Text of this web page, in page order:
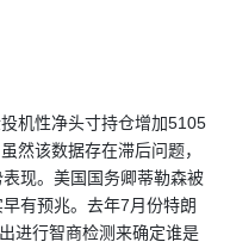
机性净头寸持仓增加5105
然该数据存在滞后问题，
现。美国国务卿蒂勒森被
有预兆。去年7月份特朗
进行智商检测来确定谁是